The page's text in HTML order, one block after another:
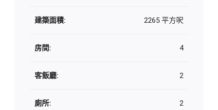
建築面積: 2265 平方呎
房間: 4
客飯廳: 2
廁所: 2